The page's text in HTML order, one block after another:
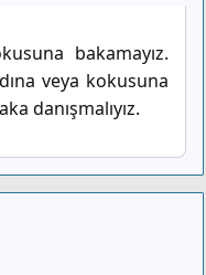
bakamayız.
veya kokusuna
danışmalıyız.